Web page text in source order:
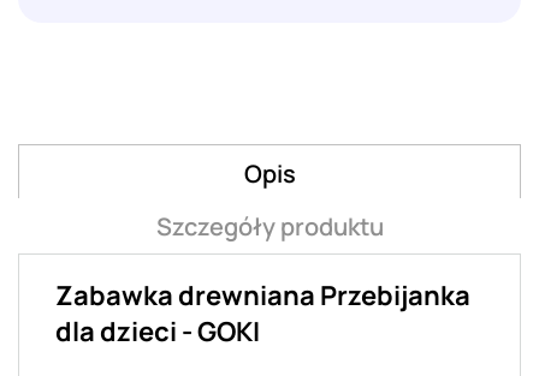
Opis
Szczegóły produktu
Zabawka drewniana Przebijanka
dla dzieci - GOKI